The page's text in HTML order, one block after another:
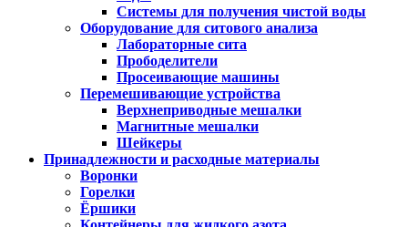
Системы для получения чистой воды
Оборудование для ситового анализа
Лабораторные сита
Прободелители
Просеивающие машины
Перемешивающие устройства
Верхнеприводные мешалки
Магнитные мешалки
Шейкеры
Принадлежности и расходные материалы
Воронки
Горелки
Ёршики